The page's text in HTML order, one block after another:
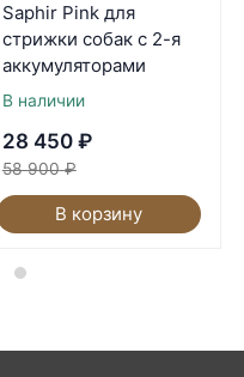
Saphir Pink для
стрижки собак с 2-я
аккумуляторами
В наличии
28 450 ₽
58 900 ₽
В корзину